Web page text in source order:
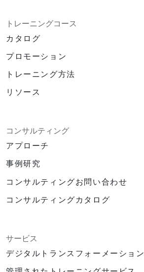
トレーニングコース
カタログ
プロモーション
トレーニング方法
リソース
コンサルティング
アプローチ
事例研究
コンサルティングお問い合わせ
コンサルティングカタログ
サービス
デジタルトランスフォーメーション